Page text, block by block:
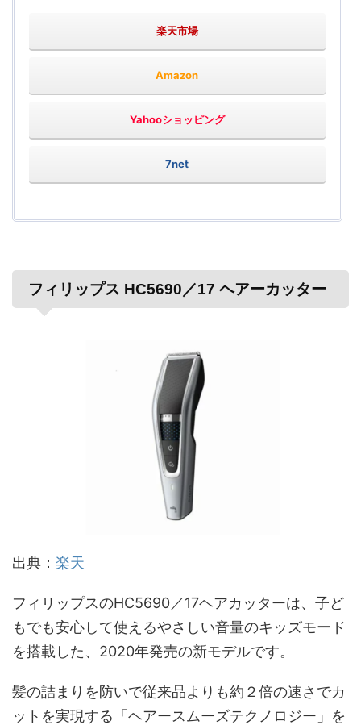
楽天市場
Amazon
Yahooショッピング
7net
フィリップス HC5690／17 ヘアーカッター
出典： 楽天
フィリップスのHC5690／17ヘアカッターは、子ど
もでも安心して使えるやさしい音量のキッズモード
を搭載した、2020年発売の新モデルです。
髪の詰まりを防いで従来品よりも約２倍の速さでカ
ットを実現する「ヘアースムーズテクノロジー」を